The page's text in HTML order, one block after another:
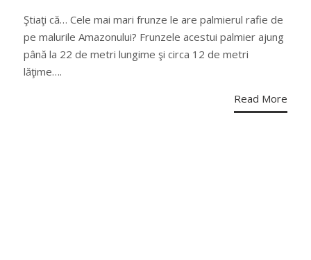
Ştiaţi că… Cele mai mari frunze le are palmierul rafie de
pe malurile Amazonului? Frunzele acestui palmier ajung
până la 22 de metri lungime şi circa 12 de metri
lăţime….
Read More